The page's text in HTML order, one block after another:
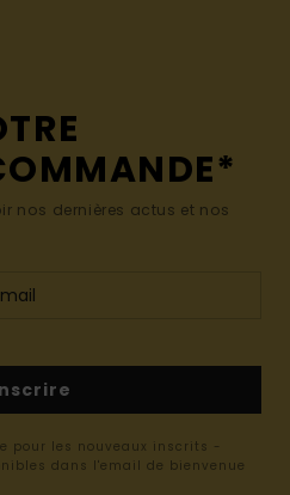
nos dernières actus et nos
pour les nouveaux inscrits -
dans l'email de bienvenue